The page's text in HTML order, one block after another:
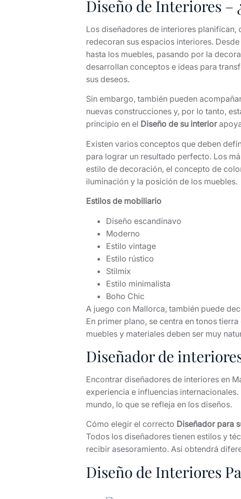
Diseño de Interiores –
Los diseñadores de interiores planifican,
redecoran sus espacios interiores.
hasta los muebles, pasando por la
desarrollan conceptos e ideas para
sus deseos.
Sin embargo, también pueden
nuevas construcciones y, por lo tanto,
principio en el Diseño de su interior
Existen varios conceptos que deben
para lograr un resultado perfecto. Los
estilo de decoración, el concepto de
iluminación y la posición de los muebles.
Estilos de mobiliario
Diseño escandinavo
Moderno
Estilo vintage
Estilo rústico
Stilmix
Estilo minimalista
Boho Chic
A juego con Mallorca, también puede
En primer plano, se centra en tonos
muebles y materiales deben ser muy
Diseñador de
Encontrar diseñadores de interiores en
experiencia e influencias
mundo, lo que se refleja en los diseños.
Cómo elegir el correcto Diseñador para
Todos los diseñadores tienen estilos y
recibir asesoramiento. Así obtendrá
Diseño de Interiores